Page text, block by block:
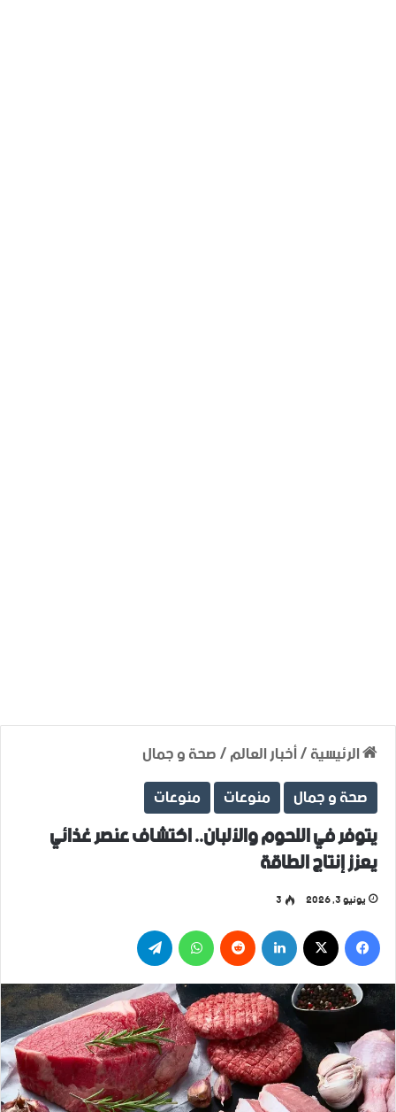
الرئيسية/أخبار العالم/صحة و جمال
صحة و جمال
منوعات منوعات
يتوفر في اللحوم والألبان.. اكتشاف عنصر غذائي
يعزز إنتاج الطاقة
يونيو 3, 2026 3
فيسبوك‫X لينكدإن واتساب